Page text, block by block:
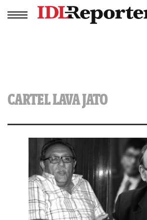
CARTEL LAVA JATO